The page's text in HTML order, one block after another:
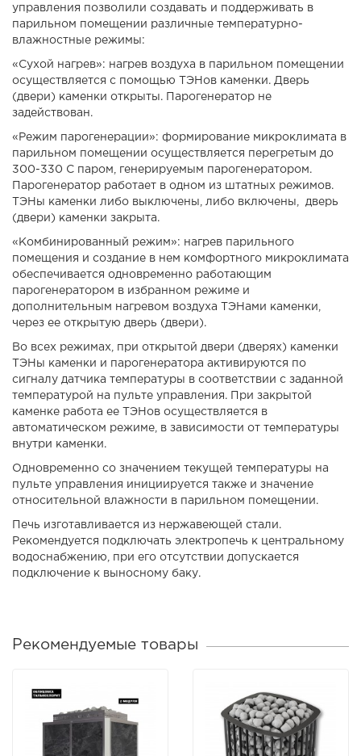
управления позволили создавать и поддерживать в
парильном помещении различные температурно-
влажностные режимы:
«Сухой нагрев»: нагрев воздуха в парильном помещении
осуществляется с помощью ТЭНов каменки. Дверь
(двери) каменки открыты. Парогенератор не
задействован.
«Режим парогенерации»: формирование микроклимата в
парильном помещении осуществляется перегретым до
300-330 С паром, генерируемым парогенератором.
Парогенератор работает в одном из штатных режимов.
ТЭНы каменки либо выключены, либо включены, дверь
(двери) каменки закрыта.
«Комбинированный режим»: нагрев парильного
помещения и создание в нем комфортного микроклимата
обеспечивается одновременно работающим
парогенератором в избранном режиме и
дополнительным нагревом воздуха ТЭНами каменки,
через ее открытую дверь (двери).
Во всех режимах, при открытой двери (дверях) каменки
ТЭНы каменки и парогенератора активируются по
сигналу датчика температуры в соответствии с заданной
температурой на пульте управления. При закрытой
каменке работа ее ТЭНов осуществляется в
автоматическом режиме, в зависимости от температуры
внутри каменки.
Одновременно со значением текущей температуры на
пульте управления инициируется также и значение
относительной влажности в парильном помещении.
Печь изготавливается из нержавеющей стали.
Рекомендуется подключать электропечь к центральному
водоснабжению, при его отсутствии допускается
подключение к выносному баку.
Рекомендуемые товары